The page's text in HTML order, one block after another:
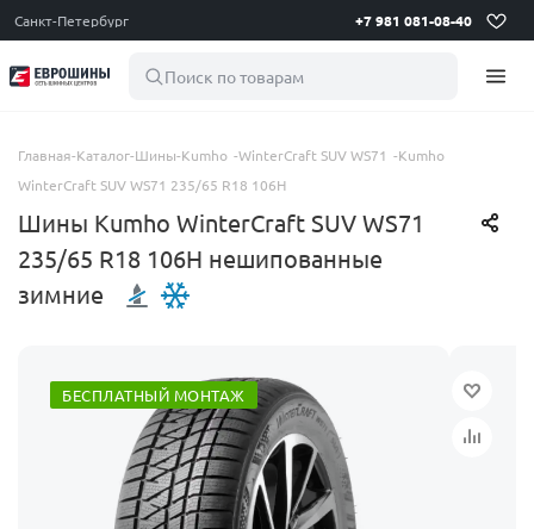
Санкт-Петербург +7 981 081-08-40
Поиск по товарам
Главная-Каталог-Шины-Kumho -WinterCraft SUV WS71 -Kumho
WinterCraft SUV WS71 235/65 R18 106H
Шины Kumho WinterCraft SUV WS71
235/65 R18 106H нешипованные
зимние
БЕСПЛАТНЫЙ МОНТАЖ